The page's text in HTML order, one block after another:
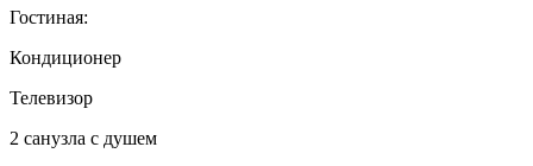
Гостиная:
Кондиционер
Телевизор
2 санузла с душем